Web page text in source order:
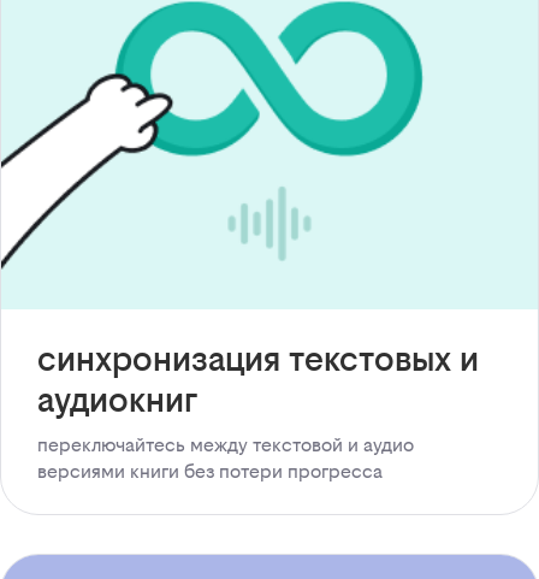
синхронизация текстовых и
аудиокниг
переключайтесь между текстовой и аудио
версиями книги без потери прогресса